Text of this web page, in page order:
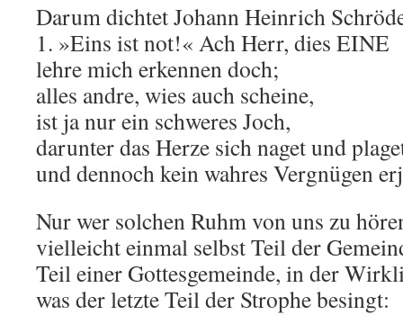
Darum dichtet Johann Heinrich
1. »Eins ist not!« Ach Herr, dies EINE
lehre mich erkennen doch;
alles andre, wies auch scheine,
ist ja nur ein schweres Joch,
darunter das Herze sich naget und
und dennoch kein wahres Vergnügen
Nur wer solchen Ruhm von uns zu
vielleicht einmal selbst Teil der
Teil einer Gottesgemeinde, in der
was der letzte Teil der Strophe besingt: